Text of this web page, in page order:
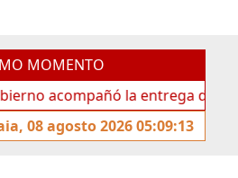
MOMENTO
la entrega de nueva
08 agosto 2026 05:09:13